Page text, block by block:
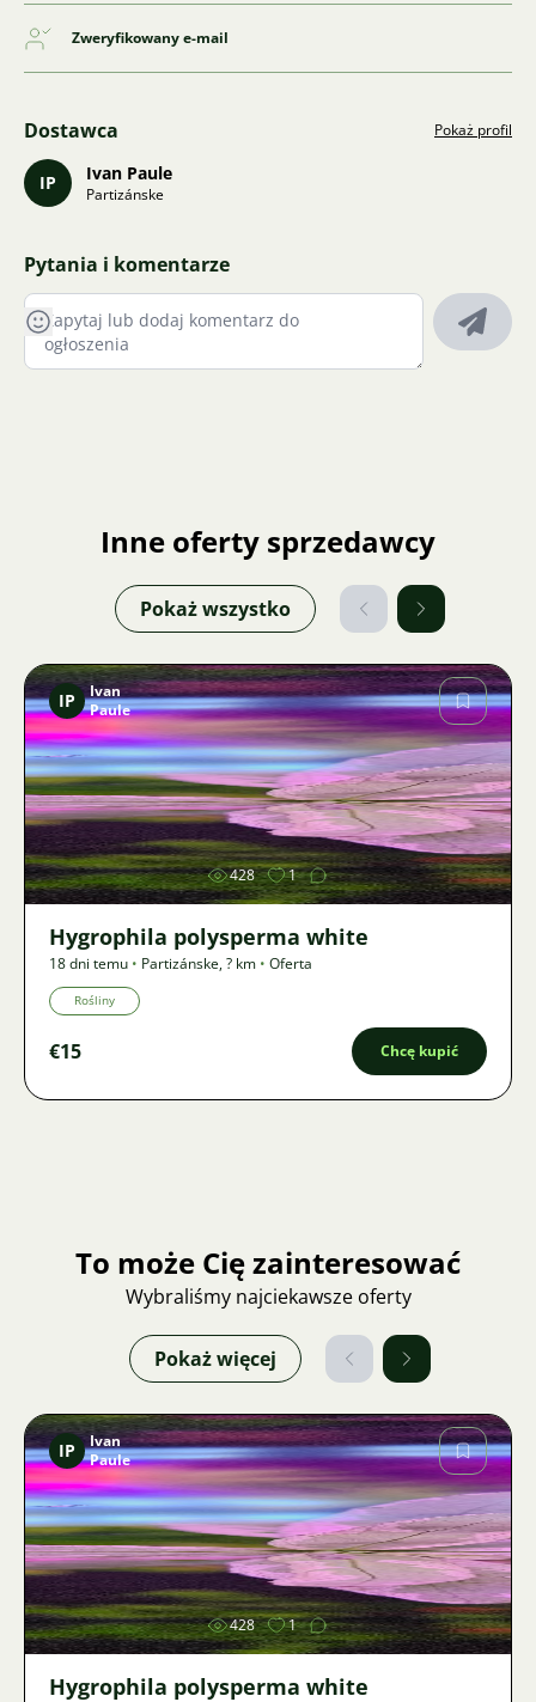
Zweryfikowany e-mail
Dostawca Pokaż profil
IP Ivan Paule
Partizánske
Pytania i komentarze
Inne oferty sprzedawcy
Pokaż wszystko
Zdjęcie
IP
Ivan
Paule
428 1
Hygrophila polysperma white
18 dni temu • Partizánske,? km • Oferta
Rośliny
€15 Chcę kupić
To może Cię zainteresować
Wybraliśmy najciekawsze oferty
Pokaż więcej
Zdjęcie
IP
Ivan
Paule
428 1
Hygrophila polysperma white